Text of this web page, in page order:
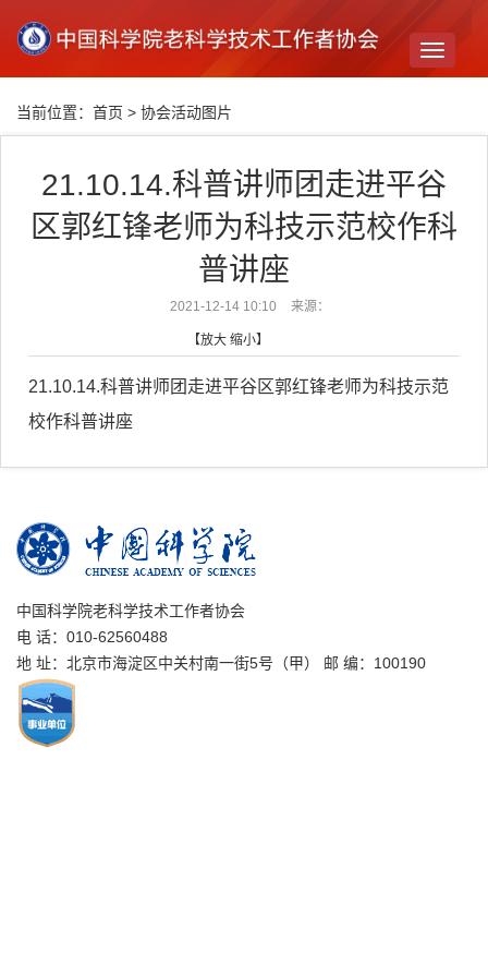
Toggle
当前位置： 首页 > 协会活动图片
21.10.14.科普讲师团走进平谷
区郭红锋老师为科技示范校作科
普讲座
2021-12-14 10:10 来源：
【放大 缩小】
21.10.14.科普讲师团走进平谷区郭红锋老师为科技示范
校作科普讲座
中国科学院老科学技术工作者协会
电 话：010-62560488
地 址：北京市海淀区中关村南一街5号（甲） 邮 编：100190